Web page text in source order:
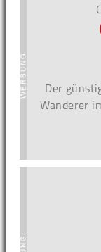
Der
Wanderer